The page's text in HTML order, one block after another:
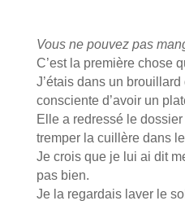
Vous ne pouvez pas
C’est la première chose
J’étais dans un
consciente d’avoir un
Elle a redressé le
tremper la cuillère dans
Je crois que je lui ai dit
pas bien.
Je la regardais laver le